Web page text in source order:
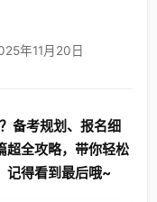
年11月20日
备考规划、报名细
超全攻略，带你轻松
记得看到最后哦~